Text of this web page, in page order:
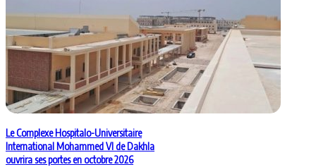
Le Complexe Hospitalo-Universitaire
International Mohammed VI de Dakhla
ouvrira ses portes en octobre 2026